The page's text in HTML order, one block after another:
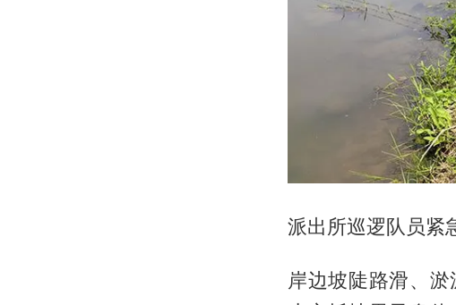
派出所巡逻队员紧
岸边坡陡路滑、